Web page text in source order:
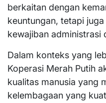
berkaitan dengan
keuntungan, tetapi
kewajiban administrasi
Dalam konteks yang
Koperasi Merah Putih
kualitas manusia yang
kelembagaan yang